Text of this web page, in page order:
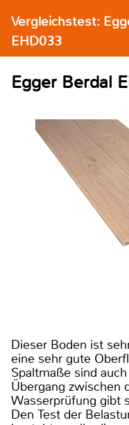
Vergleichstest:
EHD033
Egger Berdal
Dieser Boden ist
eine sehr gute
Spaltmaße sind
Übergang zwischen
Wasserprüfung gibt
Den Test der